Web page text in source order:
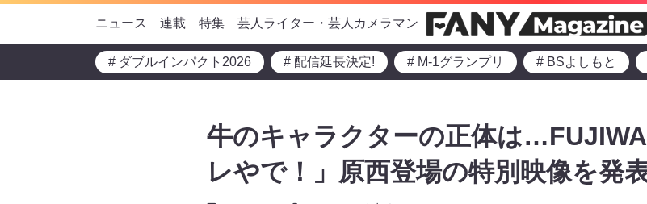
ニュース 連載 特集 芸人ライター・芸人カメラマン
# ダブルインパクト2026 # 配信延長決定! # M-1グランプリ # BSよしもと
牛のキャラクターの正体は
レやで！」原西登場の特別映像を発